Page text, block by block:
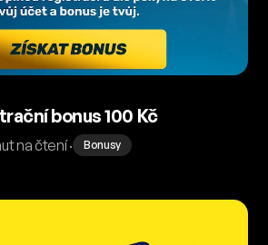
bonus 100 Kč
na čtení · Bonusy